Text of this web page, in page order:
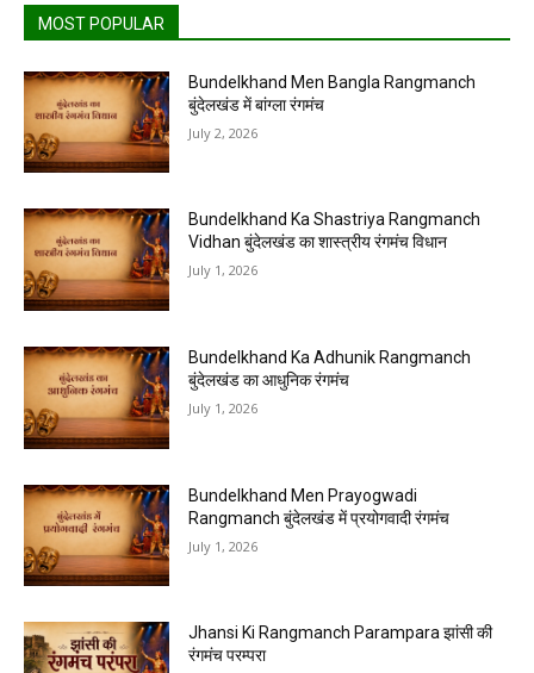
MOST POPULAR
Bundelkhand Men Bangla Rangmanch
बुंदेलखंड में बांग्ला रंगमंच
July 2, 2026
Bundelkhand Ka Shastriya Rangmanch
Vidhan बुंदेलखंड का शास्त्रीय रंगमंच विधान
July 1, 2026
Bundelkhand Ka Adhunik Rangmanch
बुंदेलखंड का आधुनिक रंगमंच
July 1, 2026
Bundelkhand Men Prayogwadi
Rangmanch बुंदेलखंड में प्रयोगवादी रंगमंच
July 1, 2026
Jhansi Ki Rangmanch Parampara झांसी की
रंगमंच परम्परा